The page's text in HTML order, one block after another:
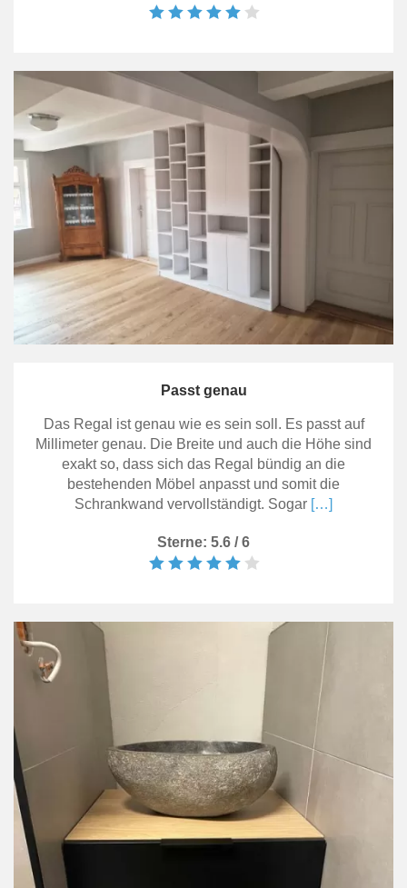
Passt genau
Das Regal ist genau wie es sein soll. Es passt auf
Millimeter genau. Die Breite und auch die Höhe sind
exakt so, dass sich das Regal bündig an die
bestehenden Möbel anpasst und somit die
Schrankwand vervollständigt. Sogar […]
Sterne: 5.6 / 6